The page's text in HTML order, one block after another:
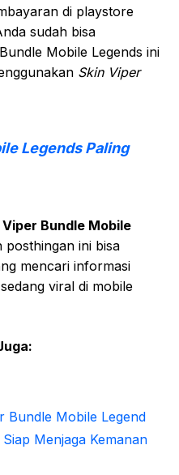
di playstore
sudah bisa
Mobile Legends ini
Skin Viper
Legends Paling
Viper Bundle Mobile
posthingan ini bisa
mencari informasi
viral di mobile
Bundle Mobile Legend
Menjaga Kemanan